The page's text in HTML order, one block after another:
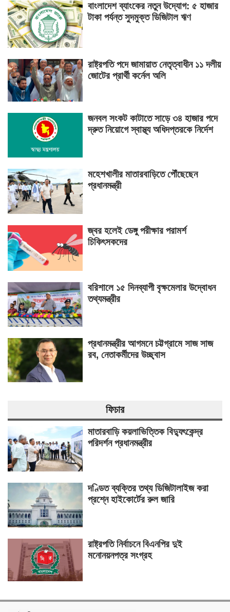
বাংলাদেশ ব্যাংকের নতুন উদ্যোগ: ৫ হাজার
টাকা পর্যন্ত সুদমুক্ত ডিজিটাল ঋণ
রাষ্ট্রপতি পদে জামায়াত নেতৃত্বাধীন ১১ দলীয়
জোটের প্রার্থী কর্নেল অলি
জনবল সংকট কাটাতে সাড়ে ৩৪ হাজার পদে
দ্রুত নিয়োগে স্বাস্থ্য অধিদপ্তরকে নির্দেশ
মহেশখালীর মাতারবাড়িতে পৌঁছেছেন
প্রধানমন্ত্রী
জ্বর হলেই ডেঙ্গু পরীক্ষার পরামর্শ
চিকিৎসকদের
বরিশালে ১৫ দিনব্যাপী বৃক্ষমেলার উদ্বোধন
তথ্যমন্ত্রীর
প্রধানমন্ত্রীর আগমনে চট্টগ্রামে সাজ সাজ
রব, নেতাকর্মীদের উচ্ছ্বাস
ফিচার
মাতারবাড়ি কয়লাভিত্তিক বিদ্যুৎকেন্দ্র
পরিদর্শন প্রধানমন্ত্রীর
দণ্ডিত ব্যক্তির তথ্য ডিজিটালাইজ করা
প্রশ্নে হাইকোর্টের রুল জারি
রাষ্ট্রপতি নির্বাচনে বিএনপির দুই
মনোনয়নপত্র সংগ্রহ